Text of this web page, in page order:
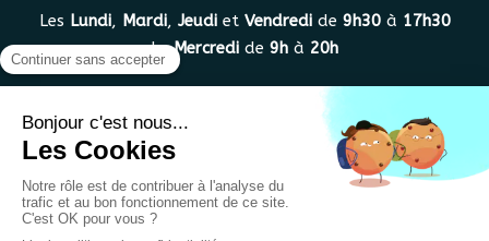
Les Lundi, Mardi, Jeudiet Vendredide 9h30à 17h30
LeMercredi de 9h à 20h
Conditions Générales de Vente